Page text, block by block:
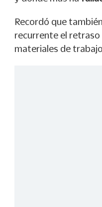
Recordó que
recurrente el retraso
materiales de